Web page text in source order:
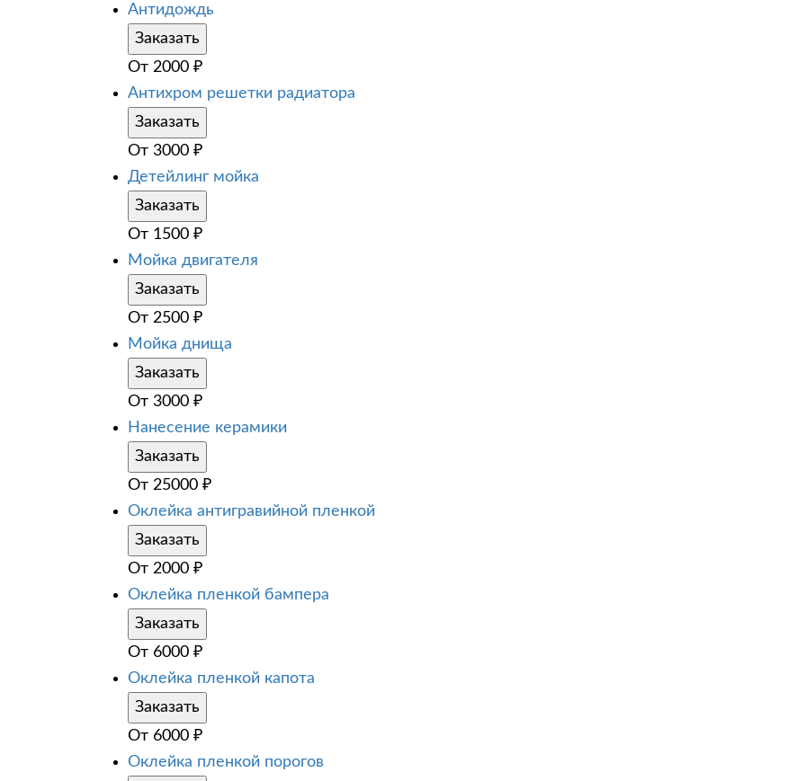
Антидождь
Заказать
От 2000 ₽
Антихром решетки радиатора
Заказать
От 3000 ₽
Детейлинг мойка
Заказать
От 1500 ₽
Мойка двигателя
Заказать
От 2500 ₽
Мойка днища
Заказать
От 3000 ₽
Нанесение керамики
Заказать
От 25000 ₽
Оклейка антигравийной пленкой
Заказать
От 2000 ₽
Оклейка пленкой бампера
Заказать
От 6000 ₽
Оклейка пленкой капота
Заказать
От 6000 ₽
Оклейка пленкой порогов